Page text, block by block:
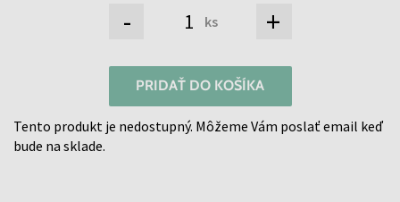
- ks +
PRIDAŤ DO KOŠÍKA
Tento produkt je nedostupný. Môžeme Vám poslať email keď
bude na sklade.